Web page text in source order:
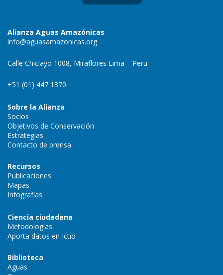
Alianza Aguas Amazónicas
info@aguasamazonicas.org
Calle Chiclayo 1008, Miraflores Lima – Peru
+51 (01) 447 1370
Sobre la Alianza
Socios
Objetivos de Conservación
Estrategias
Contacto de prensa
Recursos
Publicaciones
Mapas
Infografías
Ciencia ciudadana
Metodologías
Aporta datos en Ictio
Biblioteca
Aguas